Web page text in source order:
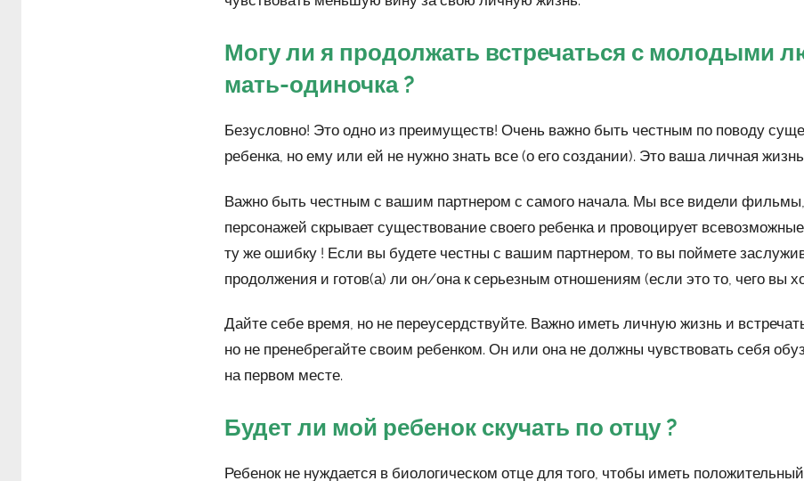
Могу ли я продолжать встречаться с молодыми
мать-одиночка ?
Безусловно! Это одно из преимуществ! Очень важно быть честным по поводу
ребенка, но ему или ей не нужно знать все (о его создании). Это ваша личная
Важно быть честным с вашим партнером с самого начала. Мы все видели фильмы,
персонажей скрывает существование своего ребенка и провоцирует
ту же ошибку ! Если вы будете честны с вашим партнером, то вы поймете
продолжения и готов(а) ли он/она к серьезным отношениям (если это то, чего вы
Дайте себе время, но не переусердствуйте. Важно иметь личную жизнь и
но не пренебрегайте своим ребенком. Он или она не должны чувствовать себя
на первом месте.
Будет ли мой ребенок скучать по отцу ?
Ребенок не нуждается в биологическом отце для того, чтобы иметь